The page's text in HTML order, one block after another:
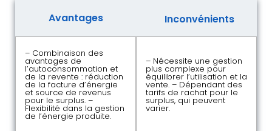
Avantages Inconvénients
– Combinaison des
avantages de
l’autoconsommation et
de la revente : réduction
de la facture d’énergie
et source de revenus
pour le surplus. –
Flexibilité dans la gestion
de l’énergie produite.
– Nécessite une gestion
plus complexe pour
équilibrer l’utilisation et la
vente. – Dépendant des
tarifs de rachat pour le
surplus, qui peuvent
varier.